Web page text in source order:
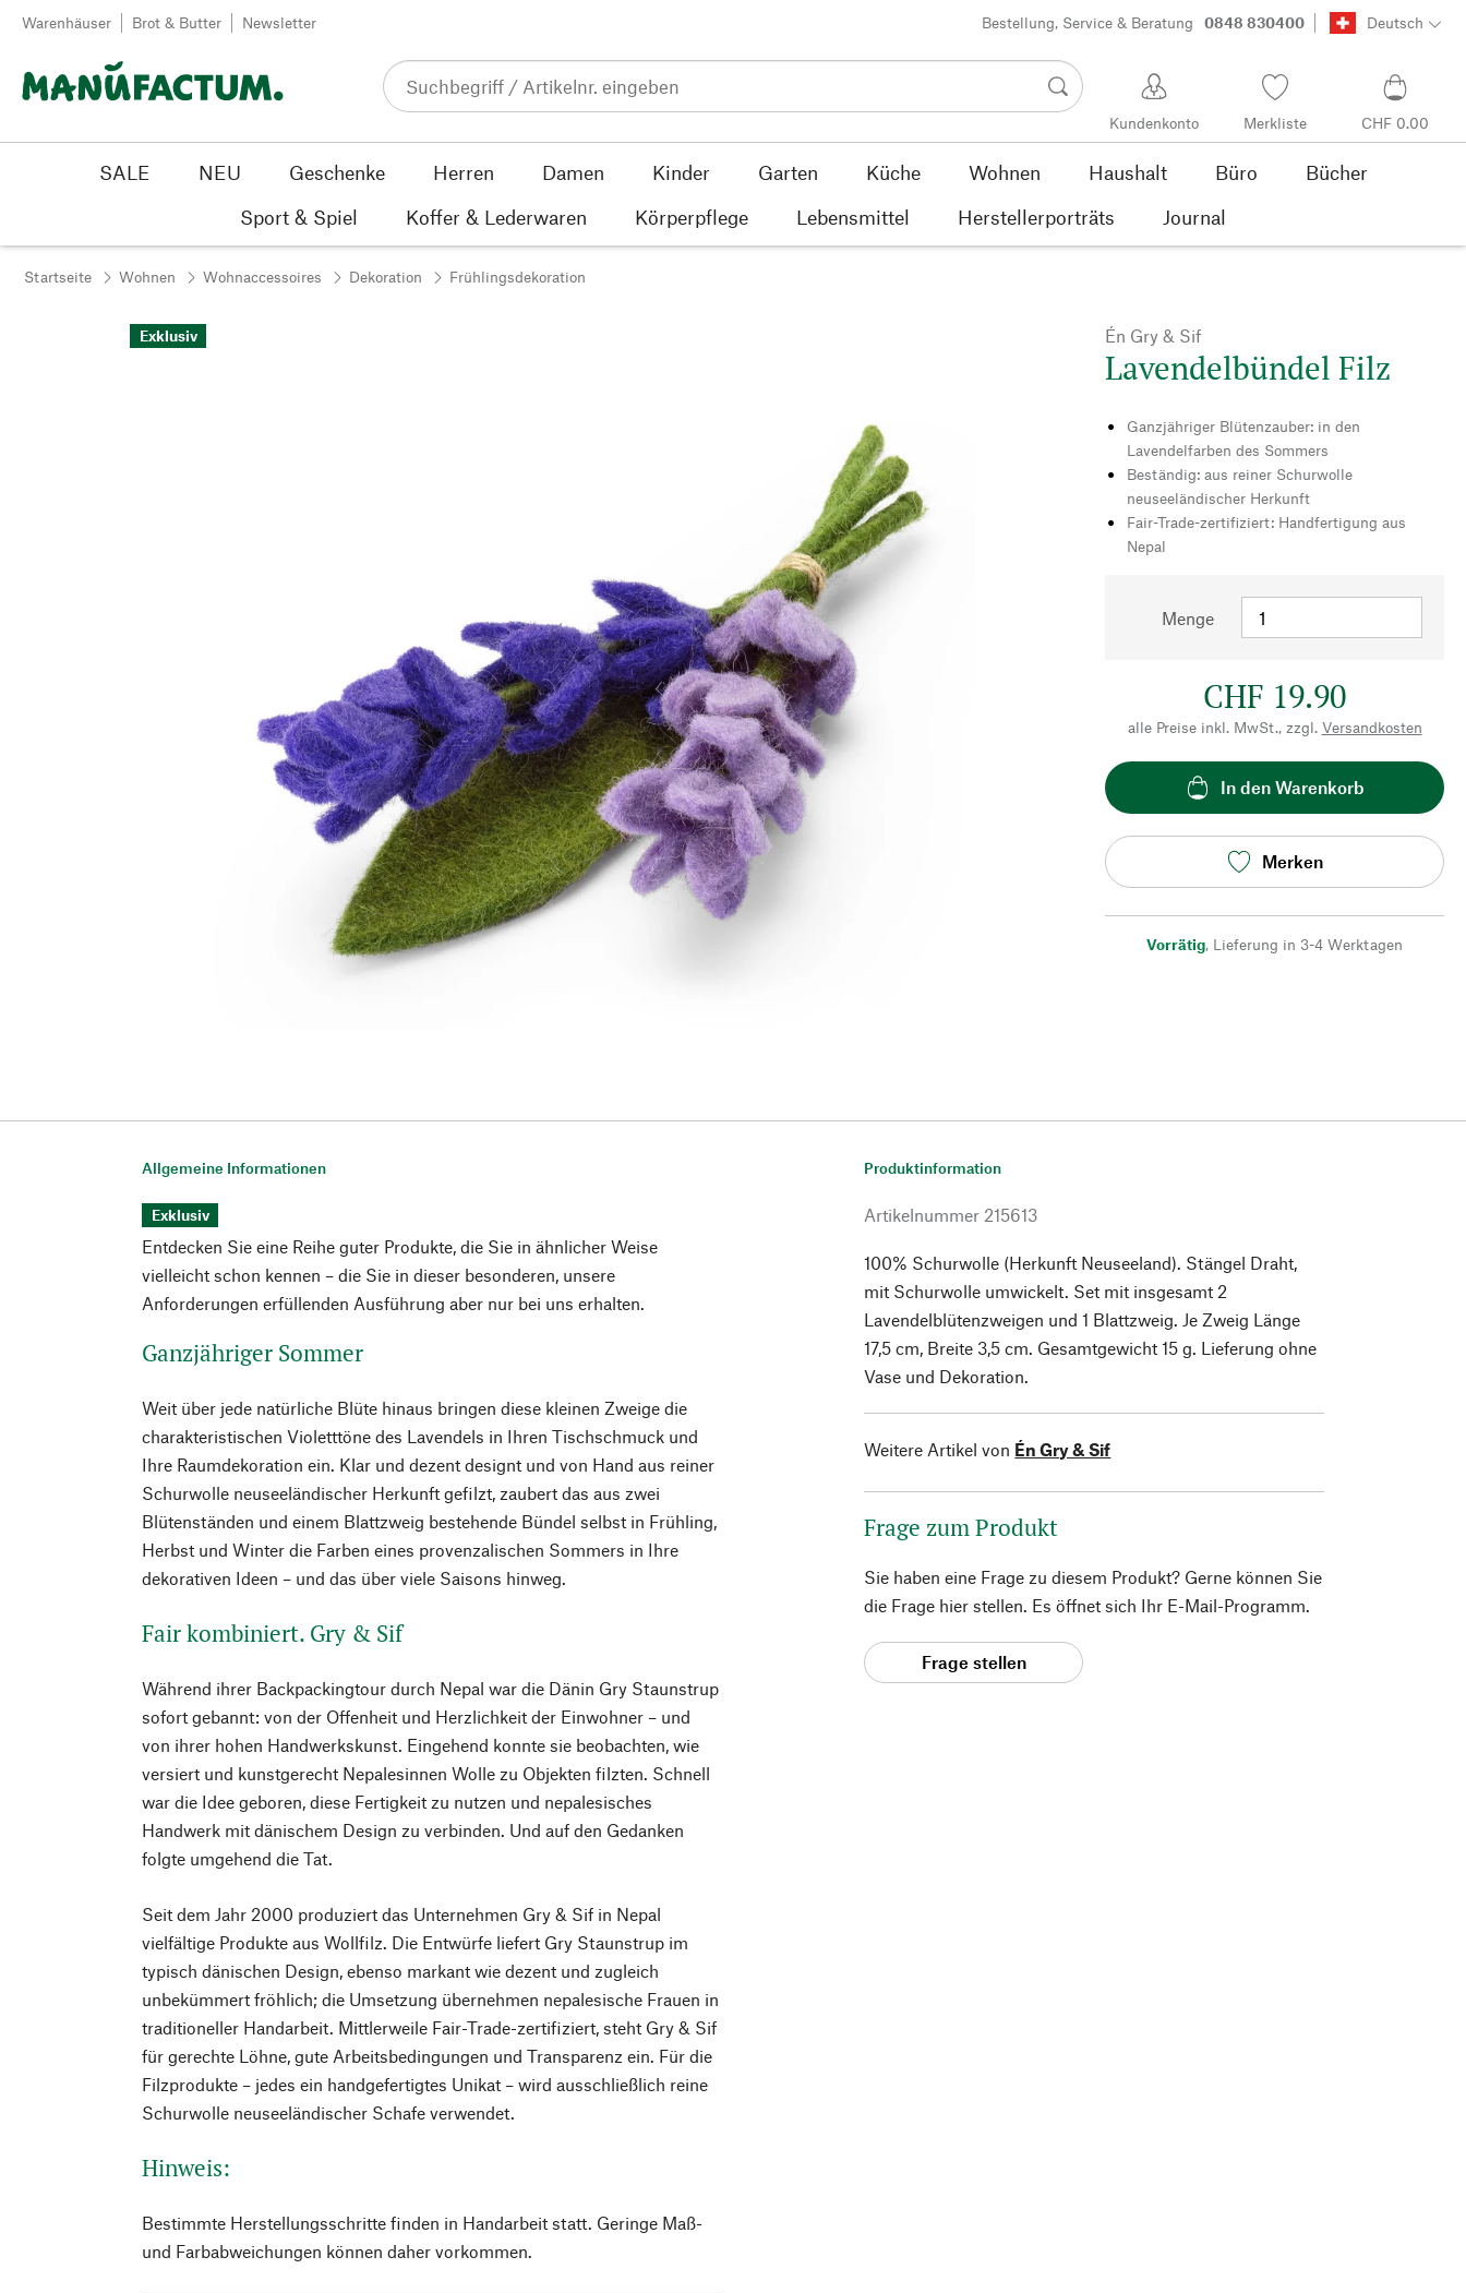
Zum Inhalt springen
Warenhäuser Brot & Butter Newsletter Bestellung, Service & Beratung 0848 830400 Deutsch
Kundenkonto Merkliste CHF 0.00
SALE NEU Geschenke Herren Damen Kinder Garten Küche Wohnen Haushalt Büro
Bücher
Sport & Spiel
Koffer & Lederwaren Körperpflege Lebensmittel Herstellerporträts Journal
Startseite Wohnen Wohnaccessoires Dekoration Frühlingsdekoration
Exklusiv Én Gry & Sif
Lavendelbündel Filz
Ganzjähriger Blütenzauber: in den
Lavendelfarben des Sommers
Beständig: aus reiner Schurwolle
neuseeländischer Herkunft
Fair-Trade-zertifiziert: Handfertigung aus
Nepal
Menge
CHF 19.90
alle Preise inkl. MwSt., zzgl. Versandkosten
In den Warenkorb
Merken
Vorrätig, Lieferung in 3-4 Werktagen
Allgemeine Informationen
Exklusiv
Entdecken Sie eine Reihe guter Produkte, die Sie in ähnlicher Weise
vielleicht schon kennen – die Sie in dieser besonderen, unsere
Anforderungen erfüllenden Ausführung aber nur bei uns erhalten.
Ganzjähriger Sommer
Weit über jede natürliche Blüte hinaus bringen diese kleinen Zweige die
charakteristischen Violetttöne des Lavendels in Ihren Tischschmuck und
Ihre Raumdekoration ein. Klar und dezent designt und von Hand aus reiner
Schurwolle neuseeländischer Herkunft gefilzt, zaubert das aus zwei
Blütenständen und einem Blattzweig bestehende Bündel selbst in Frühling,
Herbst und Winter die Farben eines provenzalischen Sommers in Ihre
dekorativen Ideen – und das über viele Saisons hinweg.
Fair kombiniert. Gry & Sif
Während ihrer Backpackingtour durch Nepal war die Dänin Gry Staunstrup
sofort gebannt: von der Offenheit und Herzlichkeit der Einwohner – und
von ihrer hohen Handwerkskunst. Eingehend konnte sie beobachten, wie
versiert und kunstgerecht Nepalesinnen Wolle zu Objekten filzten. Schnell
war die Idee geboren, diese Fertigkeit zu nutzen und nepalesisches
Handwerk mit dänischem Design zu verbinden. Und auf den Gedanken
folgte umgehend die Tat.
Seit dem Jahr 2000 produziert das Unternehmen Gry & Sif in Nepal
vielfältige Produkte aus Wollfilz. Die Entwürfe liefert Gry Staunstrup im
typisch dänischen Design, ebenso markant wie dezent und zugleich
unbekümmert fröhlich; die Umsetzung übernehmen nepalesische Frauen in
traditioneller Handarbeit. Mittlerweile Fair-Trade-zertifiziert, steht Gry & Sif
für gerechte Löhne, gute Arbeitsbedingungen und Transparenz ein. Für die
Filzprodukte – jedes ein handgefertigtes Unikat – wird ausschließlich reine
Schurwolle neuseeländischer Schafe verwendet.
Hinweis:
Bestimmte Herstellungsschritte finden in Handarbeit statt. Geringe Maß-
und Farbabweichungen können daher vorkommen.
Produktinformation
Artikelnummer 215613
100% Schurwolle (Herkunft Neuseeland). Stängel Draht,
mit Schurwolle umwickelt. Set mit insgesamt 2
Lavendelblütenzweigen und 1 Blattzweig. Je Zweig Länge
17,5 cm, Breite 3,5 cm. Gesamtgewicht 15 g. Lieferung ohne
Vase und Dekoration.
Weitere Artikel von Én Gry & Sif
Frage zum Produkt
Sie haben eine Frage zu diesem Produkt? Gerne können Sie
die Frage hier stellen. Es öffnet sich Ihr E-Mail-Programm.
Frage stellen